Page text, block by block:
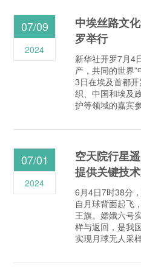
中埃丝路文
罗举行
新华社开罗7月4
产，共同的世界
3日在埃及首都
织、中国和埃及
护等领域的嘉宾参
07/09
2024
空天院行星
提供关键技
6月4日7时38分
自月球背面起飞
王旗。嫦娥六号
样与返回，是我
实现月球无人采
07/01
2024